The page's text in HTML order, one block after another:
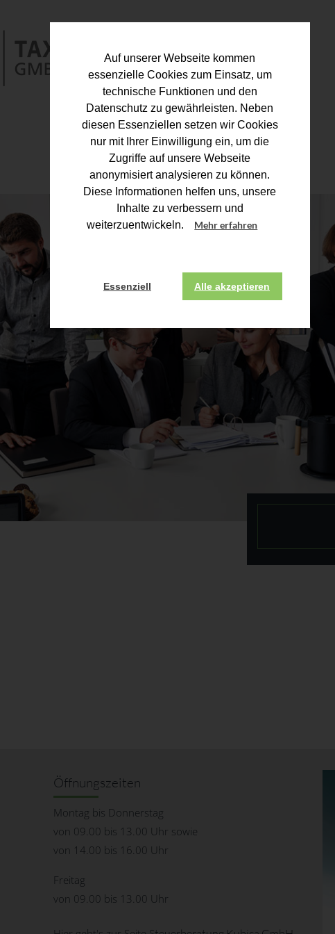
Auf unserer Webseite kommen
essenzielle Cookies zum Einsatz, um
technische Funktionen und den
Datenschutz zu gewährleisten. Neben
diesen Essenziellen setzen wir Cookies
nur mit Ihrer Einwilligung ein, um die
Zugriffe auf unsere Webseite
anonymisiert analysieren zu können.
Diese Informationen helfen uns, unsere
Inhalte zu verbessern und
weiterzuentwickeln.
Mehr erfahren
Essenziell Alle akzeptieren
Öffnungszeiten
Montag bis Donnerstag
von 09.00 bis 13.00 Uhr sowie
von 14.00 bis 16.00 Uhr
Freitag
von 09.00 bis 13.00 Uhr